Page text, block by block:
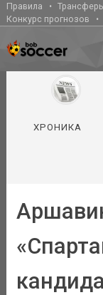
Правила
Конкурс прогнозов
ХРОНИКА